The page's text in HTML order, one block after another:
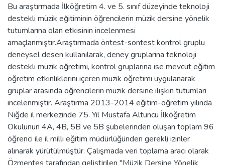
Bu araştırmada İlköğretim 4. ve 5. sınıf düzeyinde teknoloji
destekli müzik eğitiminin öğrencilerin müzik dersine yönelik
tutumlarına olan etkisinin incelenmesi
amaçlanmıştır.Araştırmada öntest-sontest kontrol gruplu
deneysel desen kullanılarak, deney gruplarına teknoloji
destekli müzik öğretimi, kontrol gruplarına ise mevcut eğitim
öğretim etkinliklerini içeren müzik öğretimi uygulanarak
gruplar arasında öğrencilerin müzik dersine ilişkin tutumları
incelenmiştir. Araştırma 2013-2014 eğitim-öğretim yılında
Niğde il merkezinde 75. Yıl Mustafa Altuncu İlköğretim
Okulunun 4A, 4B, 5B ve 5B şubelerinden oluşan toplam 96
öğrenci ile il milli eğitim müdürlüğünden gerekli izinler
alınarak yürütülmüştür. Çalışmada veri toplama aracı olarak
Özmenteş tarafından geliştirilen "Müzik Dersine Yönelik